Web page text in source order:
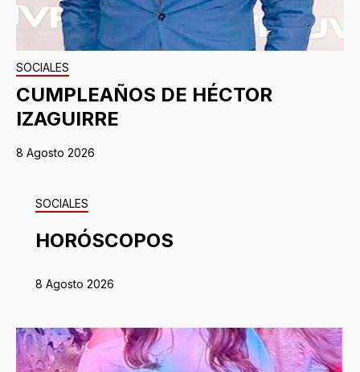
SOCIALES
CUMPLEAÑOS DE HÉCTOR
IZAGUIRRE
8 Agosto 2026
SOCIALES
HORÓSCOPOS
8 Agosto 2026